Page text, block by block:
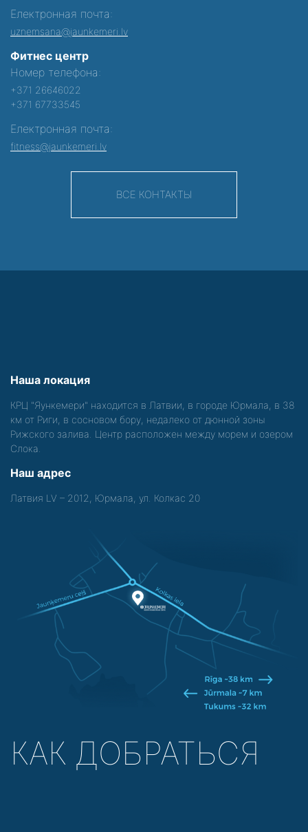
Електронная почта:
uznemsana@jaunkemeri.lv
Фитнес центр
Номер телефона:
+371 26646022
+371 67733545
Електронная почта:
fitness@jaunkemeri.lv
ВСЕ КОНТАКТЫ
Наша локация
КРЦ "Яункемери" находится в Латвии, в городе Юрмала, в 38
км от Риги, в сосновом бору, недалеко от дюнной зоны
Рижского залива. Центр расположен между морем и озером
Слока.
Наш адрес
Латвия LV – 2012, Юрмала, ул. Колкас 20
КАК ДОБРАТЬСЯ